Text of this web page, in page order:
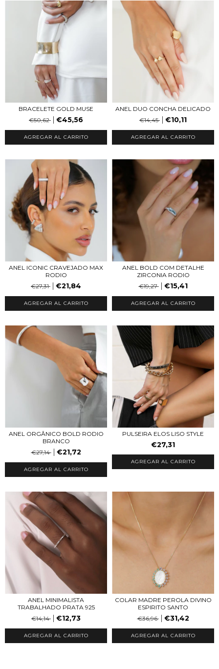
BRACELETE GOLD MUSE
€50,62
€45,56
AGREGAR AL CARRITO
ANEL DUO CONCHA DELICADO
€14,45
€10,11
AGREGAR AL CARRITO
ANEL ICONIC CRAVEJADO MAX
RODIO
€27,31
€21,84
AGREGAR AL CARRITO
ANEL BOLD COM DETALHE
ZIRCONIA RODIO
€19,27
€15,41
AGREGAR AL CARRITO
ANEL ORGÂNICO BOLD RODIO
BRANCO
€27,14
€21,72
AGREGAR AL CARRITO
PULSEIRA ELOS LISO STYLE
€27,31
ANEL MINIMALISTA
TRABALHADO PRATA 925
€14,14
€12,73
AGREGAR AL CARRITO
COLAR MADRE PEROLA DIVINO
ESPIRITO SANTO
€36,96
€31,42